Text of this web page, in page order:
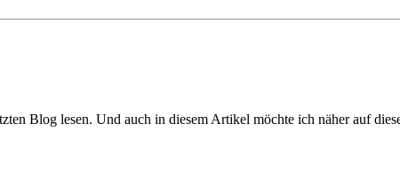
Blog lesen. Und auch in diesem Artikel möchte ich näher auf